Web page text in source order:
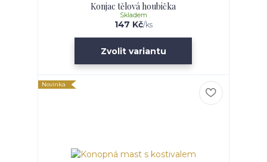
Konjac tělová houbička
147 Kč/ks
Skladem
Zvolit variantu
Novinka